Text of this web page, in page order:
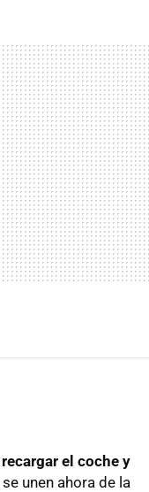
recargar el coche y
se unen ahora de la